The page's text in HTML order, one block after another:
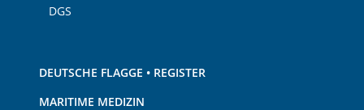
DGS
DEUTSCHE FLAGGE • REGISTER
MARITIME MEDIZIN